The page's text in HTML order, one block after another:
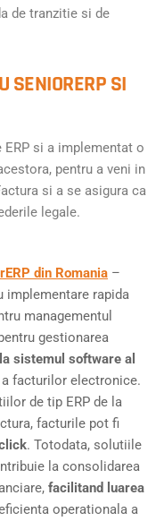
de tranzitie si de
SENIORERP SI
si a implementat o
pentru a veni in
si a se asigura ca
legale.
din Romania –
implementare rapida
managementul
gestionarea
sistemul software al
facturilor electronice.
de tip ERP de la
facturile pot fi
. Totodata, solutiile
la consolidarea
facilitand luarea
operationala a